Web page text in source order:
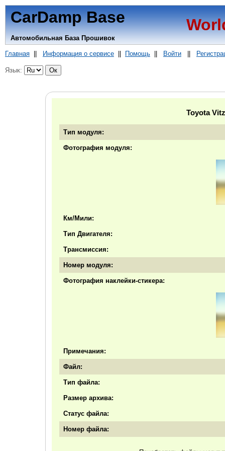
CarDamp Base
Автомобильная База Прошивок
Главная|| Информация о сервисе|| Помощь|| Войти||
Язык:
Toyota
Тип модуля:
Фотография модуля:
Км/Мили:
Тип Двигателя:
Трансмиссия:
Номер модуля:
Фотография наклейки-стикера:
Примечания:
Файл:
Тип файла:
Размер архива:
Статус файла:
Номер файла: